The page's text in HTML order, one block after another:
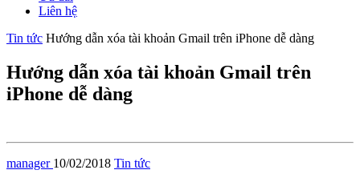
Liên hệ
Tin tức Hướng dẫn xóa tài khoản Gmail trên iPhone dễ dàng
Hướng dẫn xóa tài khoản Gmail trên
iPhone dễ dàng
manager 10/02/2018 Tin tức